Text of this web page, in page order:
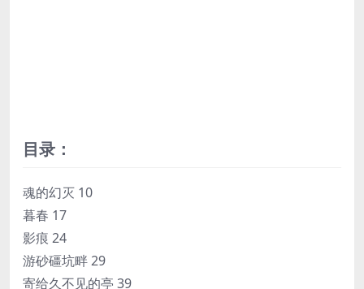
目录：
魂的幻灭 10
暮春 17
影痕 24
游砂礓坑畔 29
寄给久不见的亭 39